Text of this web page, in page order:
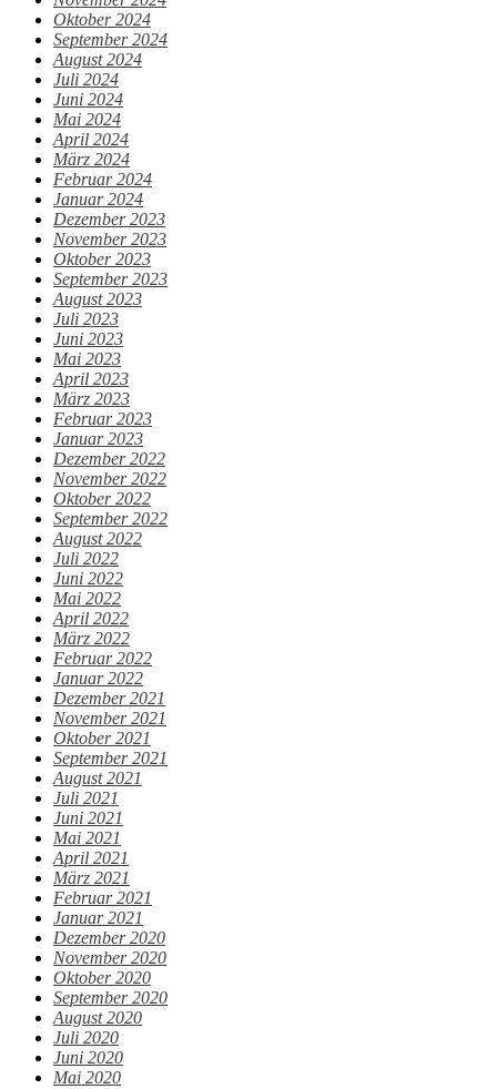
Oktober 2024
September 2024
August 2024
Juli 2024
Juni 2024
Mai 2024
April 2024
März 2024
Februar 2024
Januar 2024
Dezember 2023
November 2023
Oktober 2023
September 2023
August 2023
Juli 2023
Juni 2023
Mai 2023
April 2023
März 2023
Februar 2023
Januar 2023
Dezember 2022
November 2022
Oktober 2022
September 2022
August 2022
Juli 2022
Juni 2022
Mai 2022
April 2022
März 2022
Februar 2022
Januar 2022
Dezember 2021
November 2021
Oktober 2021
September 2021
August 2021
Juli 2021
Juni 2021
Mai 2021
April 2021
März 2021
Februar 2021
Januar 2021
Dezember 2020
November 2020
Oktober 2020
September 2020
August 2020
Juli 2020
Juni 2020
Mai 2020